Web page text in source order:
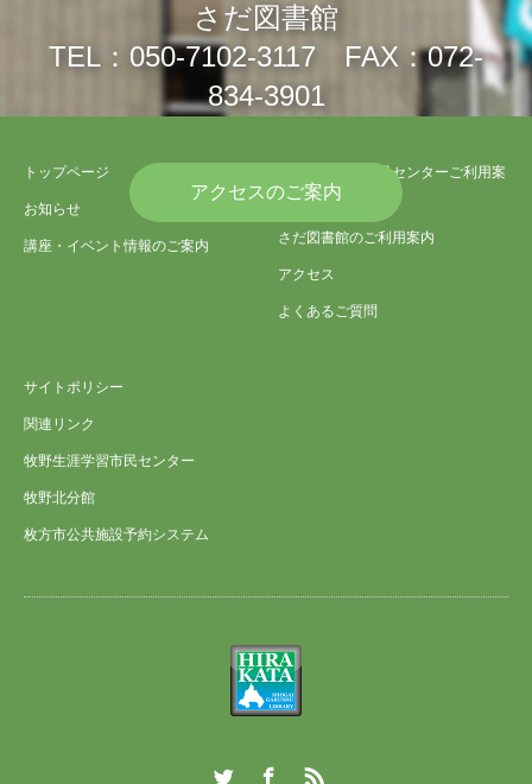
さだ図書館
TEL：050-7102-3117 FAX：072-
834-3901
アクセスのご案内
トップページ
お知らせ
講座・イベント情報のご案内
さだ生涯学習市民センターご利用案
内
さだ図書館のご利用案内
アクセス
よくあるご質問
サイトポリシー
関連リンク
牧野生涯学習市民センター
牧野北分館
枚方市公共施設予約システム